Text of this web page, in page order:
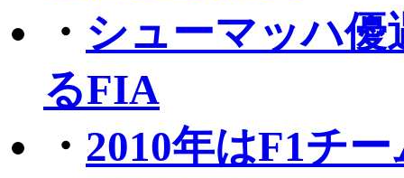
・ シューマッハ
るFIA
・ 2010年はF1チ